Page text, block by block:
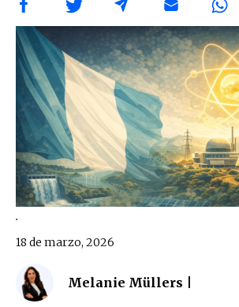
.
Melanie Müllers |
18 de marzo, 2026